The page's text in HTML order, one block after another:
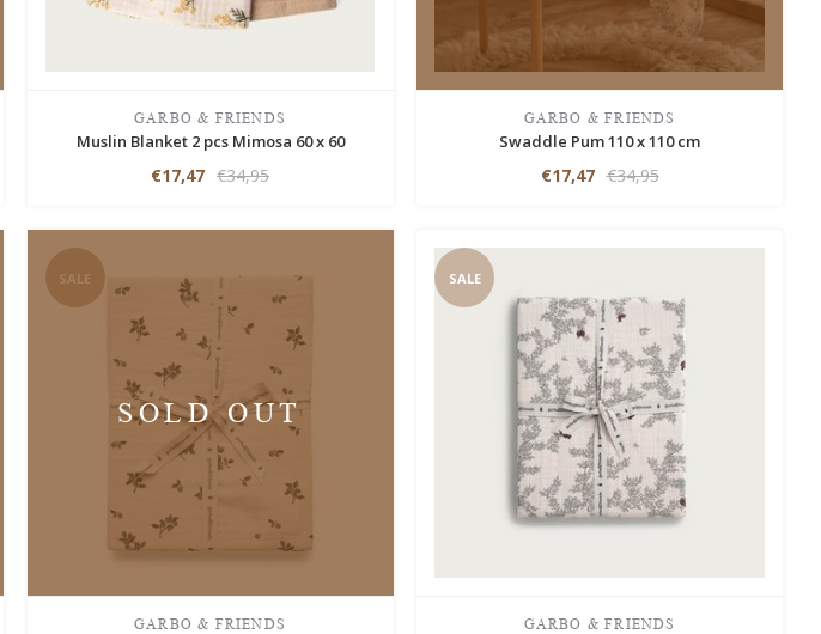
GARBO & FRIENDS
Muslin Blanket 2 pcs Mimosa 60 x 60
€17,47 €34,95
GARBO & FRIENDS
Swaddle Pum 110 x 110 cm
€17,47 €34,95
SALE
SOLD OUT
GARBO & FRIENDS
SALE
GARBO & FRIENDS